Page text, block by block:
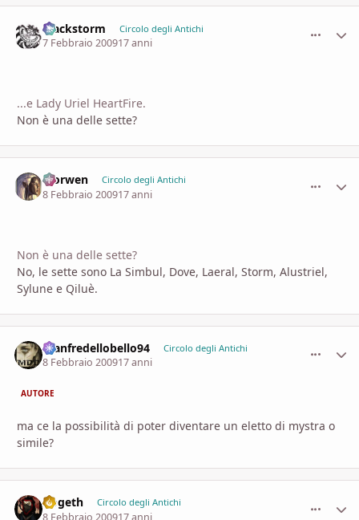
Blackstorm Circolo degli Antichi
7 Febbraio 200917 anni
...e Lady Uriel HeartFire.
Non è una delle sette?
Morwen Circolo degli Antichi
8 Febbraio 200917 anni
Non è una delle sette?
No, le sette sono La Simbul, Dove, Laeral, Storm, Alustriel,
Sylune e Qiluè.
manfredellobello94 Circolo degli Antichi
8 Febbraio 200917 anni
AUTORE
ma ce la possibilità di poter diventare un eletto di mystra o
simile?
Gogeth Circolo degli Antichi
8 Febbraio 200917 anni